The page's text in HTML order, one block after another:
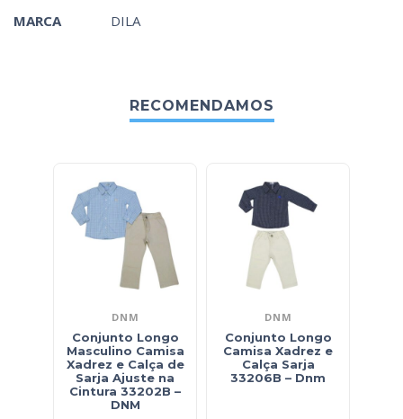
MARCA DILA
RECOMENDAMOS
DNM
Conjunto Longo
Masculino Camisa
Xadrez e Calça de
Sarja Ajuste na
Cintura 33202B –
DNM
DNM
Conjunto Longo
Camisa Xadrez e
Calça Sarja
33206B – Dnm